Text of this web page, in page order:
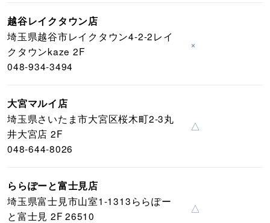
越谷レイクタウン店
埼玉県越谷市レイクタウン4-2-2レイ
クタウンkaze 2F
048-934-3494
×
大宮マルイ店
埼玉県さいたま市大宮区桜木町2-3丸
井大宮店 2F
048-644-8026
△
ららぽーと富士見店
埼玉県富士見市山室1-1313ららぽー
と富士見 2F 26510
△